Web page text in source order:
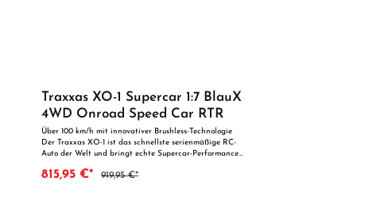
Traxxas XO-1 Supercar 1:7 BlauX
4WD Onroad Speed Car RTR
Über 100 km/h mit innovativer Brushless-Technologie
Der Traxxas XO-1 ist das schnellste serienmäßige RC-
Auto der Welt und bringt echte Supercar-Performance
über 100 km/h, blitzschneller Beschleunigung und
815,95 €* 919,95 €*